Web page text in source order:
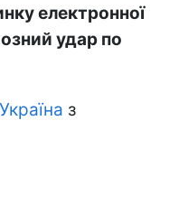
електронної
удар по
з